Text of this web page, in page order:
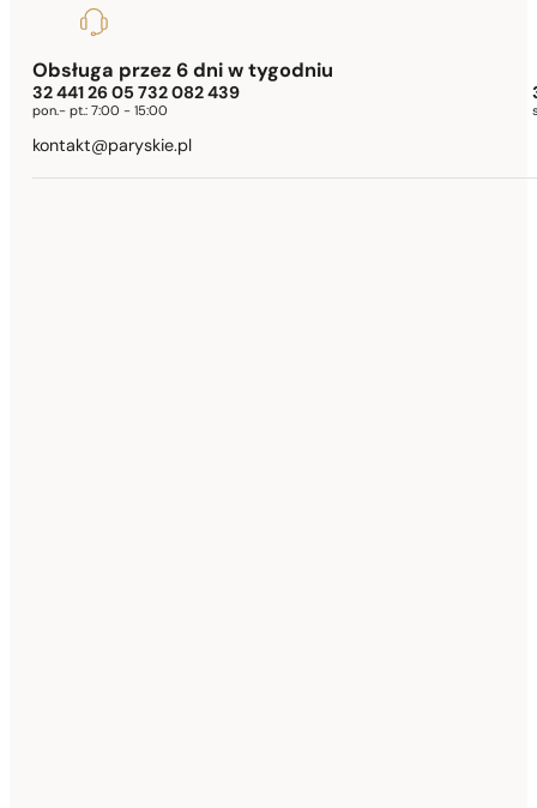
Obsługa przez 6 dni w tygodniu
32 441 26 05 732 082 439
pon.- pt.: 7:00 - 15:00
kontakt@paryskie.pl